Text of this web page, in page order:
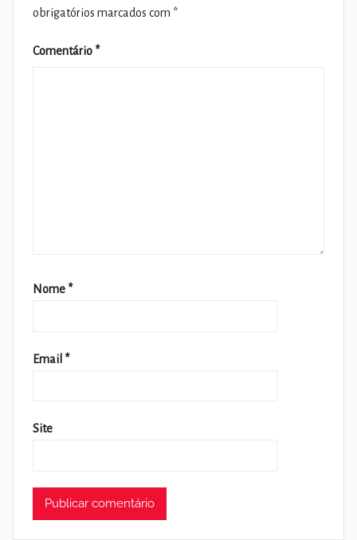
obrigatórios marcados com *
Comentário *
Nome *
Email *
Site